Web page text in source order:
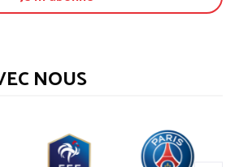
NOUS